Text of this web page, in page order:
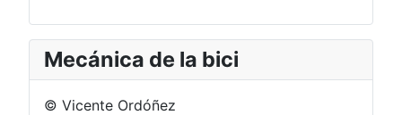
Mecánica de la bici
© Vicente Ordóñez